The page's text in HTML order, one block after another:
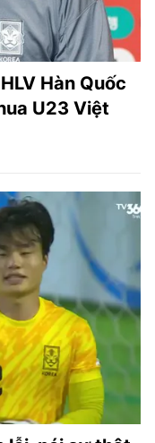
Hàn Quốc
U23 Việt